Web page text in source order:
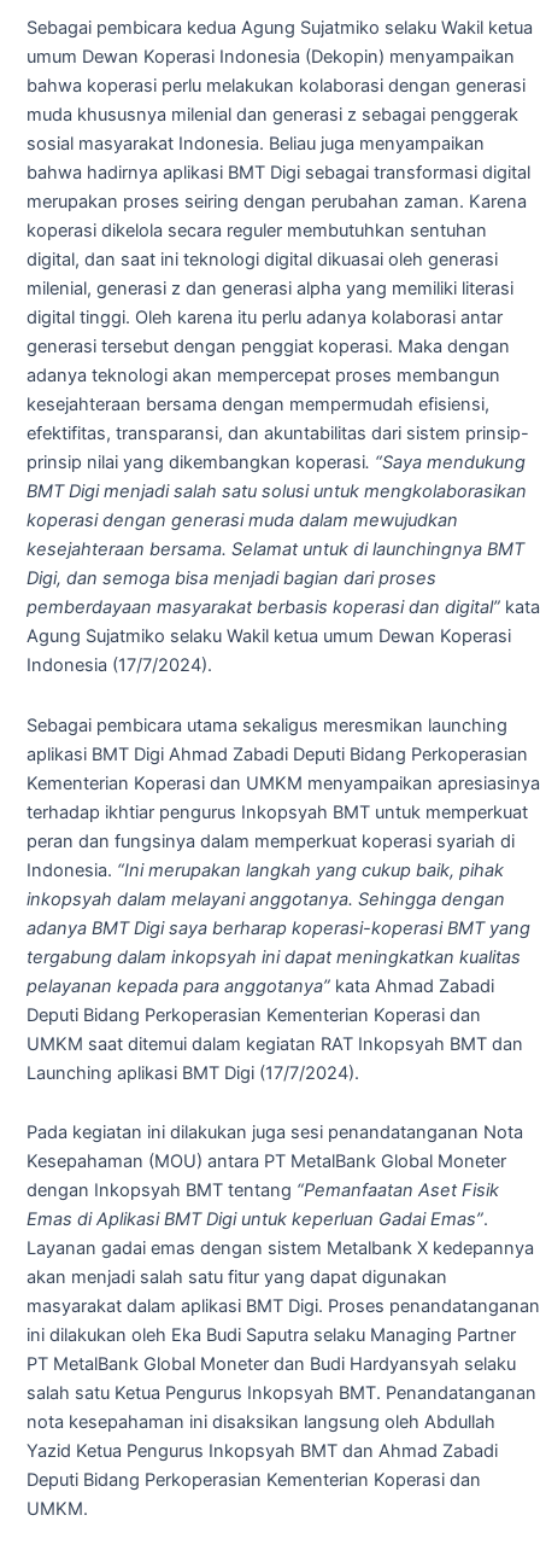
Sebagai pembicara kedua Agung Sujatmiko selaku Wakil ketua
umum Dewan Koperasi Indonesia (Dekopin) menyampaikan
bahwa koperasi perlu melakukan kolaborasi dengan generasi
muda khususnya milenial dan generasi z sebagai penggerak
sosial masyarakat Indonesia. Beliau juga menyampaikan
bahwa hadirnya aplikasi BMT Digi sebagai transformasi digital
merupakan proses seiring dengan perubahan zaman. Karena
koperasi dikelola secara reguler membutuhkan sentuhan
digital, dan saat ini teknologi digital dikuasai oleh generasi
milenial, generasi z dan generasi alpha yang memiliki literasi
digital tinggi. Oleh karena itu perlu adanya kolaborasi antar
generasi tersebut dengan penggiat koperasi. Maka dengan
adanya teknologi akan mempercepat proses membangun
kesejahteraan bersama dengan mempermudah efisiensi,
efektifitas, transparansi, dan akuntabilitas dari sistem prinsip-
prinsip nilai yang dikembangkan koperasi. “Saya mendukung
BMT Digi menjadi salah satu solusi untuk mengkolaborasikan
koperasi dengan generasi muda dalam mewujudkan
kesejahteraan bersama. Selamat untuk di launchingnya BMT
Digi, dan semoga bisa menjadi bagian dari proses
pemberdayaan masyarakat berbasis koperasi dan digital”kata
Agung Sujatmiko selaku Wakil ketua umum Dewan Koperasi
Indonesia (17/7/2024).
Sebagai pembicara utama sekaligus meresmikan launching
aplikasi BMT Digi Ahmad Zabadi Deputi Bidang Perkoperasian
Kementerian Koperasi dan UMKM menyampaikan apresiasinya
terhadap ikhtiar pengurus Inkopsyah BMT untuk memperkuat
peran dan fungsinya dalam memperkuat koperasi syariah di
Indonesia. “Ini merupakan langkah yang cukup baik, pihak
inkopsyah dalam melayani anggotanya. Sehingga dengan
adanya BMT Digi saya berharap koperasi-koperasi BMT yang
tergabung dalam inkopsyah ini dapat meningkatkan kualitas
pelayanan kepada para anggotanya”kata Ahmad Zabadi
Deputi Bidang Perkoperasian Kementerian Koperasi dan
UMKM saat ditemui dalam kegiatan RAT Inkopsyah BMT dan
Launching aplikasi BMT Digi (17/7/2024).
Pada kegiatan ini dilakukan juga sesi penandatanganan Nota
Kesepahaman (MOU) antara PT MetalBank Global Moneter
dengan Inkopsyah BMT tentang “Pemanfaatan Aset Fisik
Emas di Aplikasi BMT Digi untuk keperluan Gadai Emas”.
Layanan gadai emas dengan sistem Metalbank X kedepannya
akan menjadi salah satu fitur yang dapat digunakan
masyarakat dalam aplikasi BMT Digi. Proses penandatanganan
ini dilakukan oleh Eka Budi Saputra selaku Managing Partner
PT MetalBank Global Moneter dan Budi Hardyansyah selaku
salah satu Ketua Pengurus Inkopsyah BMT. Penandatanganan
nota kesepahaman ini disaksikan langsung oleh Abdullah
Yazid Ketua Pengurus Inkopsyah BMT dan Ahmad Zabadi
Deputi Bidang Perkoperasian Kementerian Koperasi dan
UMKM.